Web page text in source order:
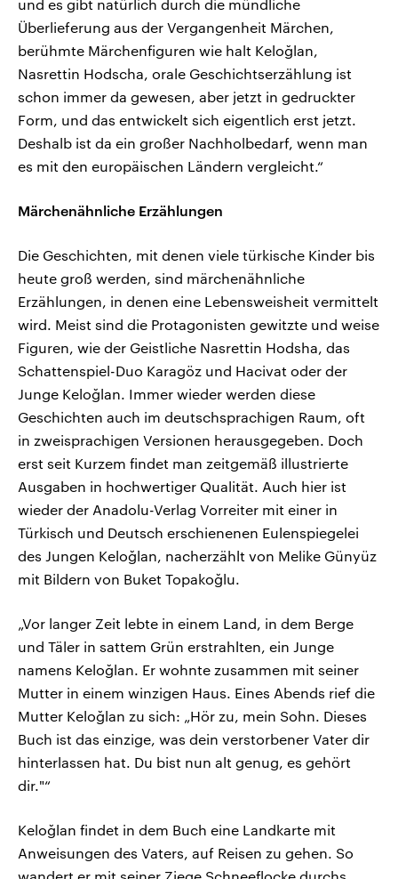
und es gibt natürlich durch die mündliche
Überlieferung aus der Vergangenheit Märchen,
berühmte Märchenfiguren wie halt Keloğlan,
Nasrettin Hodscha, orale Geschichtserzählung ist
schon immer da gewesen, aber jetzt in gedruckter
Form, und das entwickelt sich eigentlich erst jetzt.
Deshalb ist da ein großer Nachholbedarf, wenn man
es mit den europäischen Ländern vergleicht.“
Märchenähnliche Erzählungen
Die Geschichten, mit denen viele türkische Kinder bis
heute groß werden, sind märchenähnliche
Erzählungen, in denen eine Lebensweisheit vermittelt
wird. Meist sind die Protagonisten gewitzte und weise
Figuren, wie der Geistliche Nasrettin Hodsha, das
Schattenspiel-Duo Karagöz und Hacivat oder der
Junge Keloğlan. Immer wieder werden diese
Geschichten auch im deutschsprachigen Raum, oft
in zweisprachigen Versionen herausgegeben. Doch
erst seit Kurzem findet man zeitgemäß illustrierte
Ausgaben in hochwertiger Qualität. Auch hier ist
wieder der Anadolu-Verlag Vorreiter mit einer in
Türkisch und Deutsch erschienenen Eulenspiegelei
des Jungen Keloğlan, nacherzählt von Melike Günyüz
mit Bildern von Buket Topakoğlu.
„Vor langer Zeit lebte in einem Land, in dem Berge
und Täler in sattem Grün erstrahlten, ein Junge
namens Keloğlan. Er wohnte zusammen mit seiner
Mutter in einem winzigen Haus. Eines Abends rief die
Mutter Keloğlan zu sich: „Hör zu, mein Sohn. Dieses
Buch ist das einzige, was dein verstorbener Vater dir
hinterlassen hat. Du bist nun alt genug, es gehört
dir."“
Keloğlan findet in dem Buch eine Landkarte mit
Anweisungen des Vaters, auf Reisen zu gehen. So